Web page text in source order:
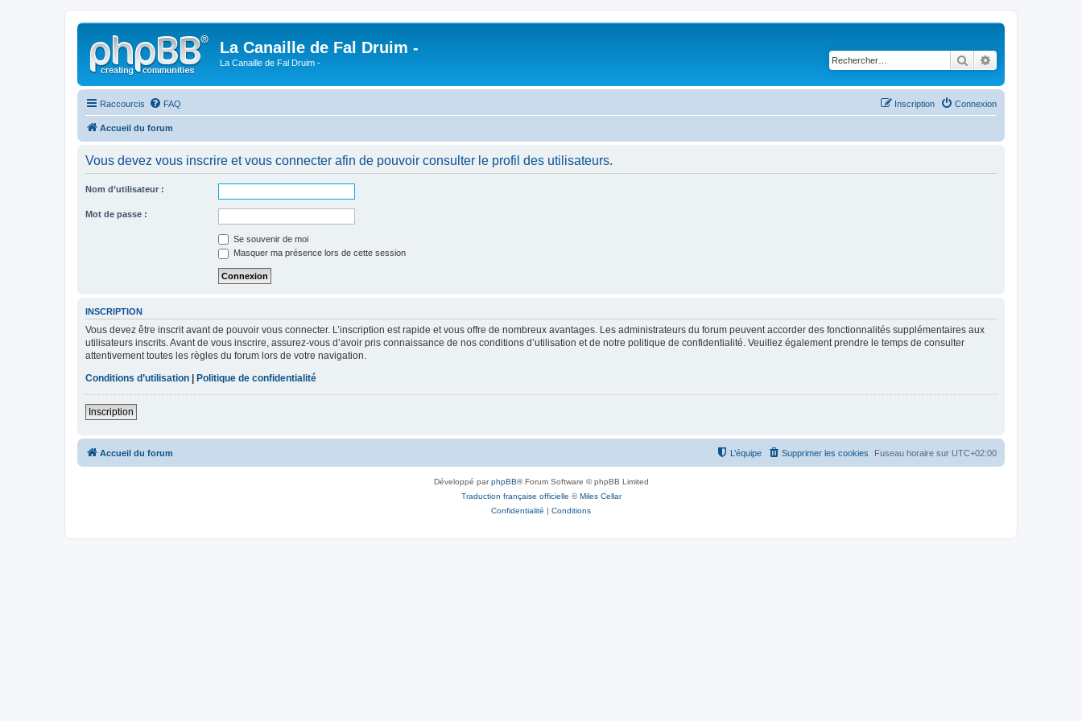
La Canaille de Fal Druim -
La Canaille de Fal Druim - Rechercher
Raccourcis FAQ Connexion
Inscription
Accueil du forum
Vous devez vous inscrire et vous connecter afin de pouvoir consulter le profil des utilisateurs.
Nom d’utilisateur :
Mot de passe :
Se souvenir de moi
Masquer ma présence lors de cette session
INSCRIPTION
Vous devez être inscrit avant de pouvoir vous connecter. L’inscription est rapide et vous offre de nombreux avantages. Les administrateurs du forum peuvent accorder des fonctionnalités supplémentaires aux
utilisateurs inscrits. Avant de vous inscrire, assurez-vous d’avoir pris connaissance de nos conditions d’utilisation et de notre politique de confidentialité. Veuillez également prendre le temps de consulter
attentivement toutes les règles du forum lors de votre navigation.
Conditions d’utilisation
Politique de confidentialité
Inscription
Accueil du forum Fuseau horaire sur UTC+02:00
Supprimer les cookies
L’équipe
Développé parphpBB® Forum Software © phpBB Limited
Traduction française officielle ©Miles Cellar
Confidentialité | Conditions